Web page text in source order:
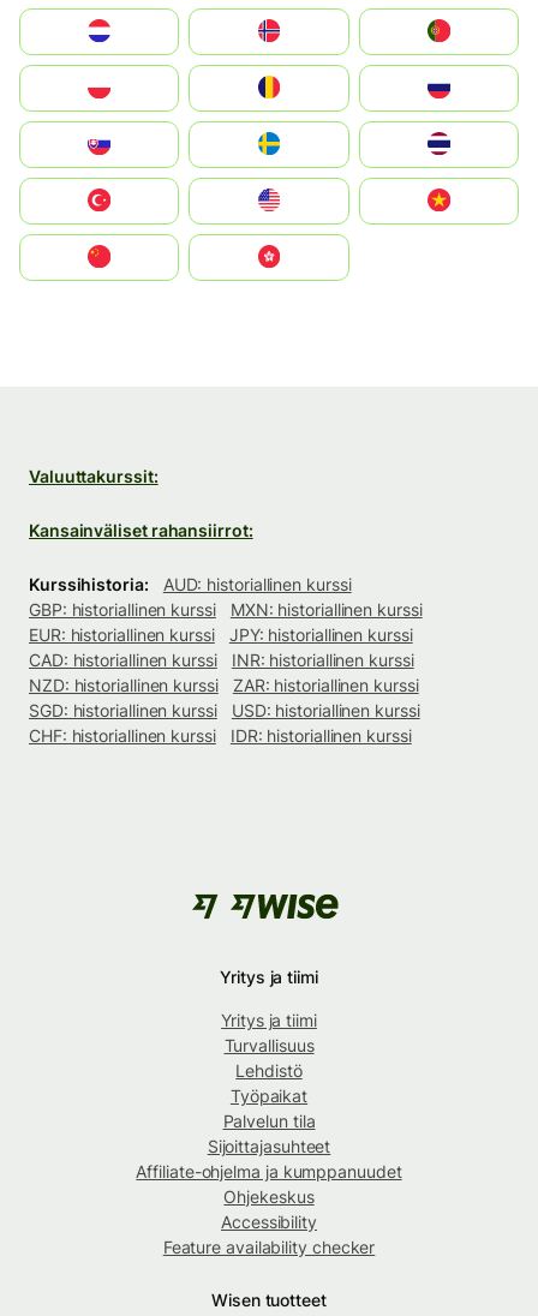
United States
中國香港特別行政區
Valuuttakurssit:
Kansainväliset rahansiirrot:
Kurssihistoria:
AUD: historiallinen kurssi
GBP: historiallinen kurssi
MXN: historiallinen kurssi
EUR: historiallinen kurssi
JPY: historiallinen kurssi
CAD: historiallinen kurssi
INR: historiallinen kurssi
NZD: historiallinen kurssi
ZAR: historiallinen kurssi
SGD: historiallinen kurssi
USD: historiallinen kurssi
CHF: historiallinen kurssi
IDR: historiallinen kurssi
Yritys ja tiimi
Yritys ja tiimi
Turvallisuus
Lehdistö
Työpaikat
Palvelun tila
Sijoittajasuhteet
Affiliate-ohjelma ja kumppanuudet
Ohjekeskus
Accessibility
Feature availability checker
Wisen tuotteet